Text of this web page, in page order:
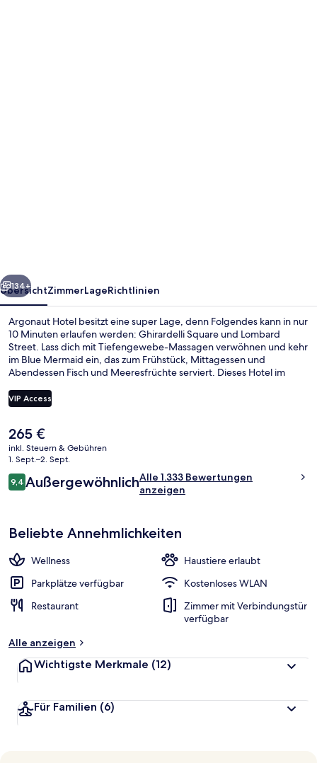
Weiter
134+
ÜbersichtZimmerLageRichtlinien
Argonaut Hotel besitzt eine super Lage, denn Folgendes kann in nur
10 Minuten erlaufen werden: Ghirardelli Square und Lombard
Street. Lass dich mit Tiefengewebe-Massagen verwöhnen und kehr
im Blue Mermaid ein, das zum Frühstück, Mittagessen und
Abendessen Fisch und Meeresfrüchte serviert. Dieses Hotel im
Fitnessbereich und eine Loungebar. Andere Reisende lieben das
hilfsbereite Personal und das Restaurant. Die Unterkunft ist nur
entfernt: Bis zur U-Bahn sind es wenige Schritte (Station Hyde St &
Beach St) bzw. 3 Minuten (Station Hyde St & North Point St).
VIP Access
Der
aktuelle
Preis
265 €.
265 €
inkl. Steuern & Gebühren
1. Sept.–2. Sept.
Bewertungen
9,49,4 von 10.
AußergewöhnlichAlle 1.333 Bewertungen
anzeigen
Beliebte Annehmlichkeiten
Wellness
Haustiere erlaubt
Parkplätze verfügbar
Kostenloses WLAN
Restaurant
Zimmer mit Verbindungstür
verfügbar
Alle anzeigen
Wichtigste Merkmale (12)
Für Familien (6)